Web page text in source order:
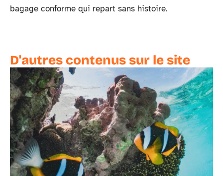
bagage conforme qui repart sans histoire.
D'autres contenus sur le site